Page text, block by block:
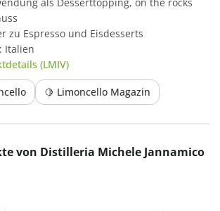
zu Espresso und Eisdesserts
Italien
(LMIV)
🍋 Limoncello Magazin
von Distilleria Michele Jannamico